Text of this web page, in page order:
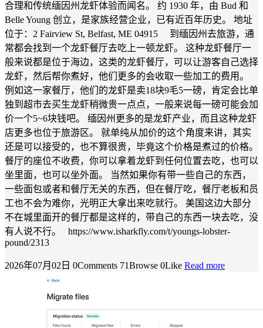
合理和传统缅因州龙虾体验而闻名。 约 1930 年，由 Bud 和
Belle Young 创立，是家族经营企业，已有近百年历史。 地址
位于：2 Fairview St, Belfast, ME 04915 到缅因州去旅游，通
常都会找到一个龙虾餐厅去吃上一顿龙虾。 这种龙虾餐厅一
般来说都是位于海边，这类的龙虾餐厅，可以让游客自己选择
龙虾，然后帮你煮好，他们更多的会收取一些加工的费用。
例如这一家餐厅，他们的龙虾是卖18块9毛5一磅，肯定会比单
独到超市去买生龙虾稍微贵一点点，一般来说每一磅可能会加
价一个5~6块钱吧。 缅因州更多的是龙虾产业，而且这种龙虾
店更多也位于旅游区。 就单纯从加价的这个角度来讲，其实
还是可以接受的，也不算很贵，毕竟这个价格是煮过的价格。
餐厅的座位不收费，你可以拿着龙虾到任何位置去吃，也可以
坐里面，也可以坐外面。 当然如果你有带一些自己的东西，
一些面包或者和餐厅无关的东西，但在餐厅吃，餐厅老板和员
工也不会为难你，光明正大拿出来吃就行。 美国这边大部分
不在城里面开的餐厅都是这样的，带自己的东西一块去吃，没
有人说不行。 https://www.isharkfly.com/t/youngs-lobster-
pound/2313
2026年07月02日 0Comments 71Browse 0Like Read more